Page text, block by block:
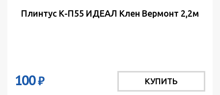
Плинтус К-П55 ИДЕАЛ Клен Вермонт 2,2м
100₽ КУПИТЬ